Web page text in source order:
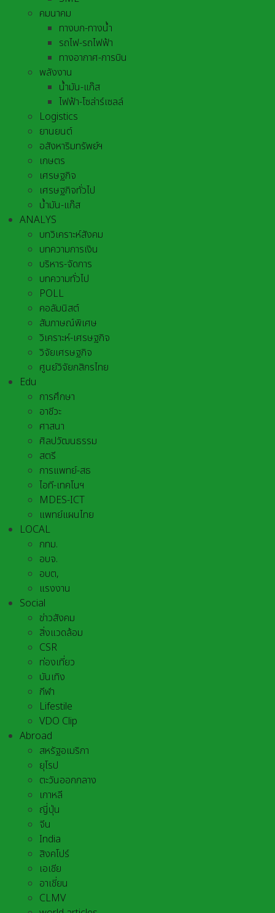
คมนาคม
ทางบก-ทางน้ำ
รถไฟ-รถไฟฟ้า
ทางอากาศ-การบิน
พลังงาน
น้ำมัน-แก๊ส
ไฟฟ้า-โซล่าร์เซลล์
Logistics
ยานยนต์
อสังหาริมทรัพย์ฯ
เกษตร
เศรษฐกิจ
เศรษฐกิจทั่วไป
น้ำมัน-แก๊ส
ANALYS
บทวิเคราะห์สังคม
บทความการเงิน
บริหาร-จัดการ
บทความทั่วไป
POLL
คอลัมนิสต์
สัมภาษณ์พิเศษ
วิเคราะห์-เศรษฐกิจ
วิจัยเศรษฐกิจ
ศูนย์วิจัยกสิกรไทย
Edu
การศึกษา
อาชีวะ
ศาสนา
ศิลปวัฒนธรรม
สตรี
การแพทย์-สธ
ไอที-เทคโนฯ
MDES-ICT
แพทย์แผนไทย
LOCAL
กทม.
อบจ.
อบต,
แรงงาน
Social
ข่าวสังคม
สิ่งแวดล้อม
CSR
ท่องเที่ยว
บันเทิง
กีฬา
Lifestile
VDO Clip
Abroad
สหรัฐอเมริกา
ยุโรป
ตะวันออกกลาง
เกาหลี
ญี่ปุ่น
จีน
India
สิงคโปร์
เอเชีย
อาเชี่ยน
CLMV